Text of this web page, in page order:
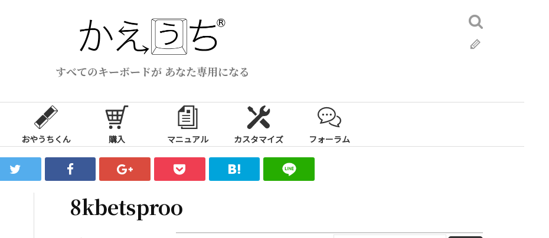
すべてのキーボードが あなた専用になる
検
索:
おやうちくん 購入 マニュアル カスタマイズ フォーラム
8kbetsproo